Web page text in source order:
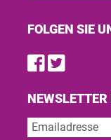
FOLGEN SIE
Find us